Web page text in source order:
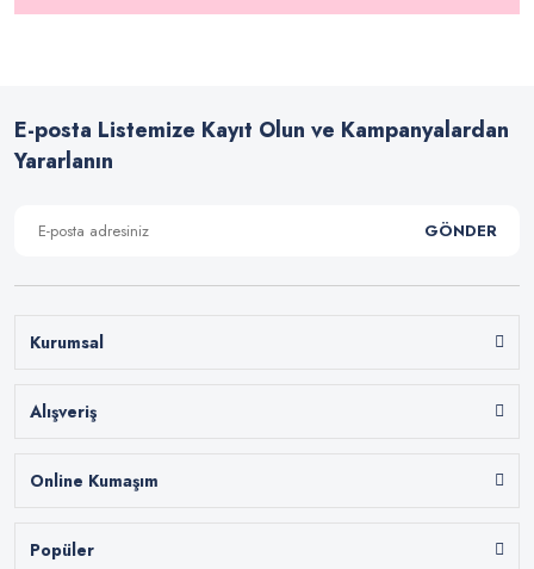
E-posta Listemize Kayıt Olun ve Kampanyalardan
Yararlanın
GÖNDER
Kurumsal
Alışveriş
Online Kumaşım
Popüler